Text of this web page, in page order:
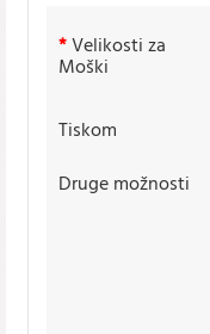
Velikosti za
Moški
Tiskom
Druge možnosti